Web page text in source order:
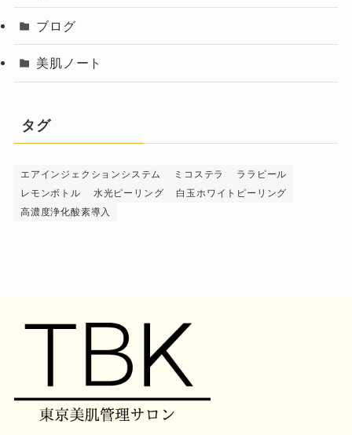
ブログ
美肌ノート
タグ
エアインジェクションシステム ミコステラ
ララピール
レモンボトル
水光ピーリング
白玉ホワイトピーリング
高濃度浄化酸素導入